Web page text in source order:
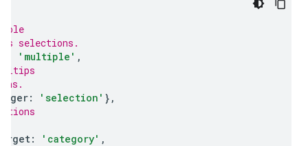
selections.
'multiple' ,
: 'selection' },
: 'category' ,